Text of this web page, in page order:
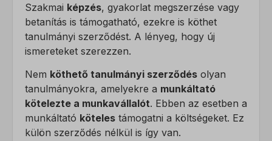
Szakmai képzés, gyakorlat megszerzése vagy
betanítás is támogatható, ezekre is köthet
tanulmányi szerződést. A lényeg, hogy új
ismereteket szerezzen.
Nem köthető tanulmányi szerződés olyan
tanulmányokra, amelyekre a munkáltató
kötelezte a munkavállalót. Ebben az esetben a
munkáltató köteles támogatni a költségeket. Ez
külön szerződés nélkül is így van.